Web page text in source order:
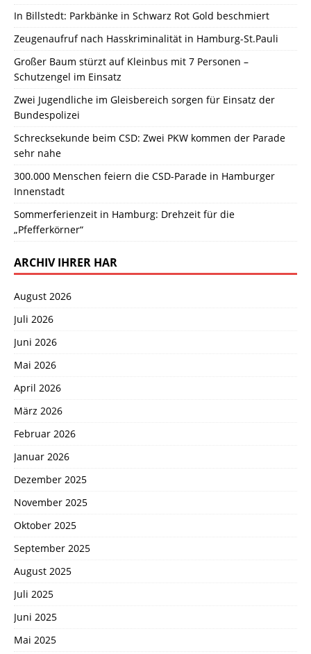
In Billstedt: Parkbänke in Schwarz Rot Gold beschmiert
Zeugenaufruf nach Hasskriminalität in Hamburg-St.Pauli
Großer Baum stürzt auf Kleinbus mit 7 Personen –
Schutzengel im Einsatz
Zwei Jugendliche im Gleisbereich sorgen für Einsatz der
Bundespolizei
Schrecksekunde beim CSD: Zwei PKW kommen der Parade
sehr nahe
300.000 Menschen feiern die CSD-Parade in Hamburger
Innenstadt
Sommerferienzeit in Hamburg: Drehzeit für die
„Pfefferkörner“
ARCHIV IHRER HAR
August 2026
Juli 2026
Juni 2026
Mai 2026
April 2026
März 2026
Februar 2026
Januar 2026
Dezember 2025
November 2025
Oktober 2025
September 2025
August 2025
Juli 2025
Juni 2025
Mai 2025